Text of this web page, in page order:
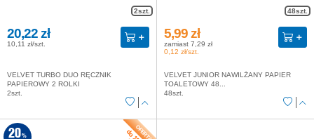
2szt.
20,22 zł
10,11 zł/szt.
VELVET TURBO DUO RĘCZNIK
PAPIEROWY 2 ROLKI
2szt.
48szt.
5,99 zł
zamiast 7,29 zł
0,12 zł/szt.
VELVET JUNIOR NAWILŻANY PAPIER
TOALETOWY 48...
48szt.
20%